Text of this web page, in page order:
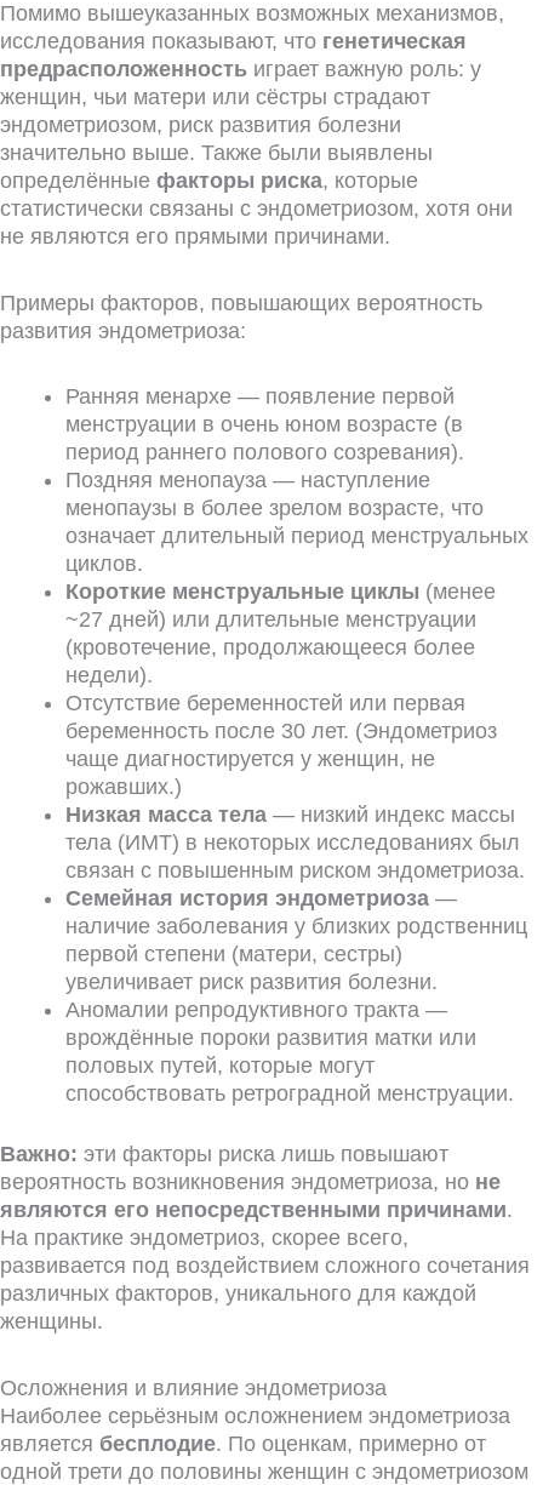
Помимо вышеуказанных возможных механизмов,
исследования показывают, что генетическая
предрасположенность играет важную роль: у
женщин, чьи матери или сёстры страдают
эндометриозом, риск развития болезни
значительно выше. Также были выявлены
определённые факторы риска, которые
статистически связаны с эндометриозом, хотя они
не являются его прямыми причинами.
Примеры факторов, повышающих вероятность
развития эндометриоза:
Ранняя менархе — появление первой
менструации в очень юном возрасте (в
период раннего полового созревания).
Поздняя менопауза — наступление
менопаузы в более зрелом возрасте, что
означает длительный период менструальных
циклов.
Короткие менструальные циклы (менее
~27 дней) или длительные менструации
(кровотечение, продолжающееся более
недели).
Отсутствие беременностей или первая
беременность после 30 лет. (Эндометриоз
чаще диагностируется у женщин, не
рожавших.)
Низкая масса тела — низкий индекс массы
тела (ИМТ) в некоторых исследованиях был
связан с повышенным риском эндометриоза.
Семейная история эндометриоза —
наличие заболевания у близких родственниц
первой степени (матери, сестры)
увеличивает риск развития болезни.
Аномалии репродуктивного тракта —
врождённые пороки развития матки или
половых путей, которые могут
способствовать ретроградной менструации.
Важно: эти факторы риска лишь повышают
вероятность возникновения эндометриоза, но не
являются его непосредственными причинами.
На практике эндометриоз, скорее всего,
развивается под воздействием сложного сочетания
различных факторов, уникального для каждой
женщины.
Осложнения и влияние эндометриоза
Наиболее серьёзным осложнением эндометриоза
является бесплодие. По оценкам, примерно от
одной трети до половины женщин с эндометриозом